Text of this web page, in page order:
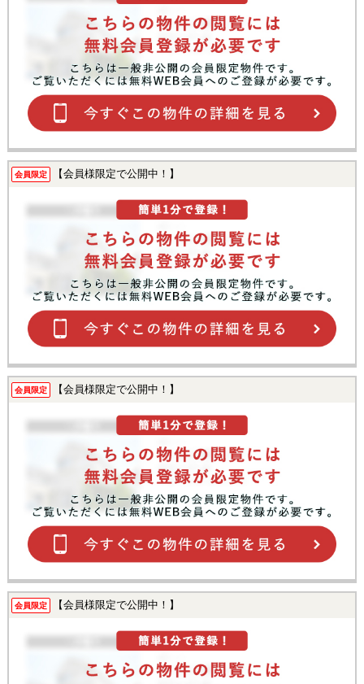
会員限定 【会員様限定で公開中！】
会員限定 【会員様限定で公開中！】
会員限定 【会員様限定で公開中！】